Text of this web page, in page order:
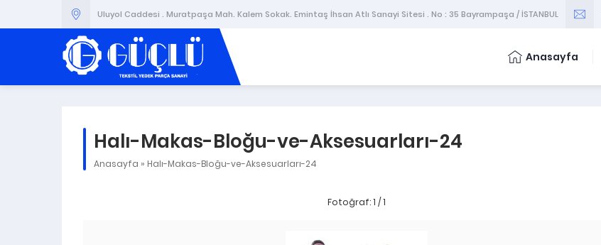
Uluyol Caddesi . Muratpaşa Mah. Kalem Sokak. Emintaş İhsan Atlı Sanayi Sitesi . No : 35 Bayrampaşa / İSTANBUL
Anasayfa
Halı-Makas-Bloğu-ve-Aksesuarları-24
Anasayfa » Halı-Makas-Bloğu-ve-Aksesuarları-24
Fotoğraf: 1 / 1